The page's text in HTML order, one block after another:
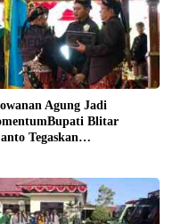
Agung Jadi
Blitar
Tegaskan